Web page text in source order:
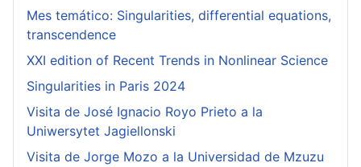
Mes temático: Singularities, differential equations,
transcendence
XXI edition of Recent Trends in Nonlinear Science
Singularities in Paris 2024
Visita de José Ignacio Royo Prieto a la
Uniwersytet Jagiellonski
Visita de Jorge Mozo a la Universidad de Mzuzu